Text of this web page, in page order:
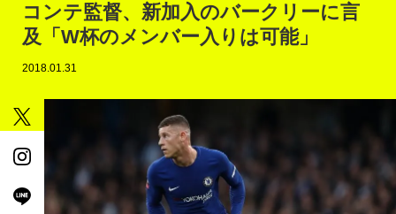
コンテ監督、新加入のバークリーに言
及「W杯のメンバー入りは可能」
2018.01.31